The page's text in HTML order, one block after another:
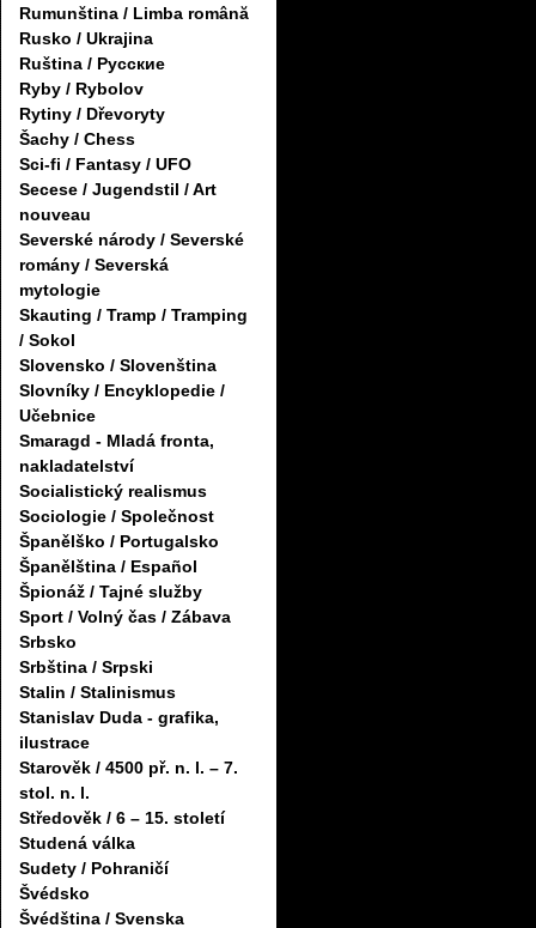
Rumunština / Limba română
Rusko / Ukrajina
Ruština / Русские
Ryby / Rybolov
Rytiny / Dřevoryty
Šachy / Chess
Sci-fi / Fantasy / UFO
Secese / Jugendstil / Art
nouveau
Severské národy / Severské
romány / Severská
mytologie
Skauting / Tramp / Tramping
/ Sokol
Slovensko / Slovenština
Slovníky / Encyklopedie /
Učebnice
Smaragd - Mladá fronta,
nakladatelství
Socialistický realismus
Sociologie / Společnost
Španělško / Portugalsko
Španělština / Español
Špionáž / Tajné služby
Sport / Volný čas / Zábava
Srbsko
Srbština / Srpski
Stalin / Stalinismus
Stanislav Duda - grafika,
ilustrace
Starověk / 4500 př. n. l. – 7.
stol. n. l.
Středověk / 6 – 15. století
Studená válka
Sudety / Pohraničí
Švédsko
Švédština / Svenska